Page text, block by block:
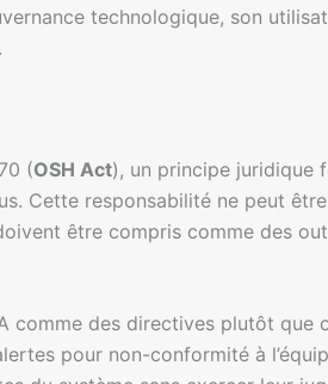
technologique, son
(OSH Act), un principe juridique
Cette responsabilité ne peut
être compris comme des
des directives plutôt que
pour non-conformité à